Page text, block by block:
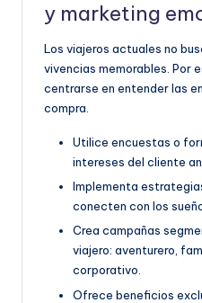
y marketing
Los viajeros actuales no
vivencias memorables. Por
centrarse en entender las
compra.
Utilice encuestas o
intereses del cliente
Implementa
conecten con los
Crea campañas
viajero: aventurero,
corporativo.
Ofrece beneficios